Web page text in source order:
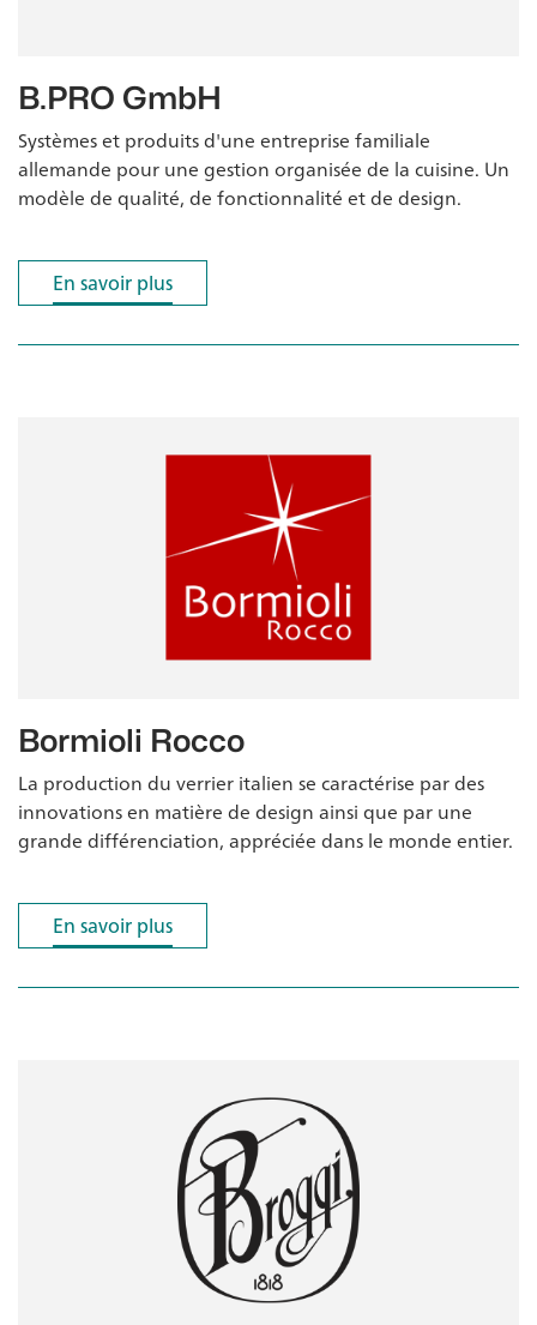
B.PRO GmbH
Systèmes et produits d'une entreprise familiale
allemande pour une gestion organisée de la cuisine. Un
modèle de qualité, de fonctionnalité et de design.
En savoir plus
En savoir plus
Bormioli Rocco
La production du verrier italien se caractérise par des
innovations en matière de design ainsi que par une
grande différenciation, appréciée dans le monde entier.
En savoir plus
En savoir plus